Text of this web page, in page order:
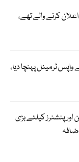
کرنے والے تھے،
ٹرمینل پہنچا دیا،
پنشنرز کیلئے بڑی